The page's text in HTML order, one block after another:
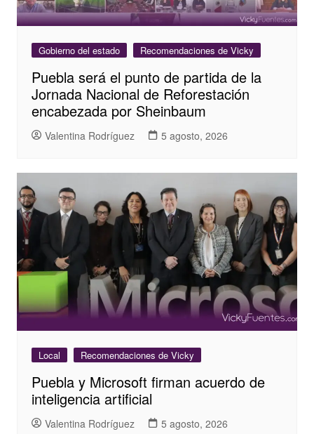
Gobierno del estado Recomendaciones de Vicky
Puebla será el punto de partida de la
Jornada Nacional de Reforestación
encabezada por Sheinbaum
Valentina Rodríguez 5 agosto, 2026
Local Recomendaciones de Vicky
Puebla y Microsoft firman acuerdo de
inteligencia artificial
Valentina Rodríguez 5 agosto, 2026